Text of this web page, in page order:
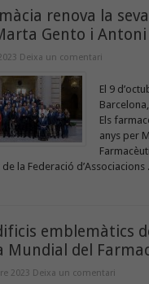
renova la
Gento i Antoni
Deixa un comentari
El 9
Els
anys per
la Federació d’Associacions
emblemàtics
Mundial del
2023 Deixa un comentari